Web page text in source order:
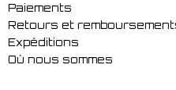
Paiements
Retours et
Expéditions
Où nous sommes